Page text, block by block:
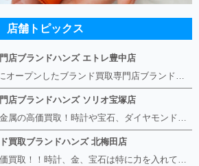
店舗トピックス
店ブランドハンズ エトレ豊中店
2026年7月21日にオープンしたブランド買取専門店ブランドハンズ エトレ豊中店です。 阪急豊中駅直結のショッピングモール エトレとよなかの１階に店舗がございます。 金・貴金属、ブランド品、時計、宝石などその他ブランド食器や美容機器、ブランド香水や化粧品などの取り扱いもございます。 熟練の鑑定士が親切・丁寧に接客、査定をさせていただきます。 査定だけでもOK。お気軽にご来店下さいませ！
店ブランドハンズ ソリオ宝塚店
ブランド品や貴金属の高価買取！時計や宝石、ダイヤモンドなど家に眠っているものがあったら捨てる前にブランドハンズへお越しください。 査定料は無料、お値段が付くものかお調べいたします！ 宅配買取もありますので使っていない古いルイヴィトンのバッグや財布、壊れているオメガの時計、千切れている金のネックレスや指輪、小型家電も取り扱っておりますのでお気軽にご利用下さい☆ その他ブランド食器、銀シルバー製品、美容機器、脱毛器、スマホなど幅広く取り扱っております！
買取ブランドハンズ 北梅田店
ブランド品の高価買取！！時計、金、宝石は特に力を入れています！ ルイヴィトン、シャネル、ロレックス、エルメスはもちろん、グッチ、プラダ、セリーヌ、フェンディなどなど、 その他ブランド食器、銀シルバー製品、美容機器、脱毛器、スマホなど幅広く取り扱っているので まずは無料査定にお越しください！ 手数料は全て無料！全国対応の宅配買取も行っておりますのでお気軽にご連絡下さい！